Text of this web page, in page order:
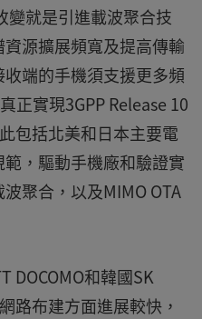
變就是引進載波聚合技
源擴展頻寬及提高傳輸
端的手機須支援更多頻
正實現3GPP Release 10
包括北美和日本主要電
，驅動手機廠和驗證實
聚合，以及MIMO OTA
DOCOMO和韓國SK
路布建方面進展較快，